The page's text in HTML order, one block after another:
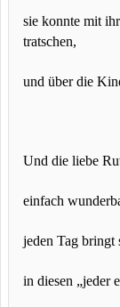
sie konnte mit
tratschen,
und über die
Und die liebe
einfach
jeden Tag bringt
in diesen „jeder